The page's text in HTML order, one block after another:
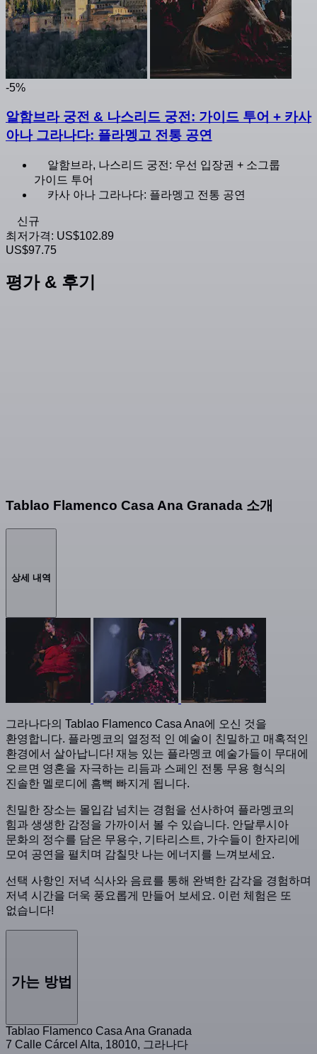
-5%
알함브라 궁전 & 나스리드 궁전: 가이드 투어 + 카사
아나 그라나다: 플라멩고 전통 공연
알함브라, 나스리드 궁전: 우선 입장권 + 소그룹
가이드 투어
카사 아나 그라나다: 플라멩고 전통 공연
신규
최저가격: US$102.89
US$97.75
평가 & 후기
Tablao Flamenco Casa Ana Granada 소개
상세 내역
그라나다의 Tablao Flamenco Casa Ana에 오신 것을
환영합니다. 플라멩코의 열정적 인 예술이 친밀하고 매혹적인
환경에서 살아납니다! 재능 있는 플라멩코 예술가들이 무대에
오르면 영혼을 자극하는 리듬과 스페인 전통 무용 형식의
진솔한 멜로디에 흠뻑 빠지게 됩니다.
친밀한 장소는 몰입감 넘치는 경험을 선사하여 플라멩코의
힘과 생생한 감정을 가까이서 볼 수 있습니다. 안달루시아
문화의 정수를 담은 무용수, 기타리스트, 가수들이 한자리에
모여 공연을 펼치며 감칠맛 나는 에너지를 느껴보세요.
선택 사항인 저녁 식사와 음료를 통해 완벽한 감각을 경험하며
저녁 시간을 더욱 풍요롭게 만들어 보세요. 이런 체험은 또
없습니다!
가는 방법
Tablao Flamenco Casa Ana Granada
7 Calle Cárcel Alta, 18010, 그라나다